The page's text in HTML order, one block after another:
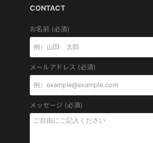
CONTACT
お名前 (必須)
メールアドレス (必須)
メッセージ (必須)